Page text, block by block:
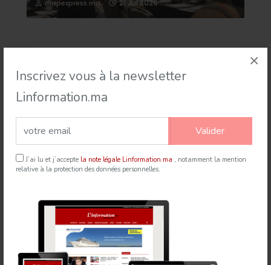
Inscrivez vous à la newsletter
Linformation.ma
Valider
J’ai lu et j’accepte la note légale Linformation.ma , notamment la mention
relative à la protection des données personnelles.
×
mapexpress.ma 21 Jul 2026
Newsletter
Météo